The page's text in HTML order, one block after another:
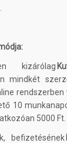
kizárólag
mindkét
rendszerben
10
5000 Ft.
befizetésének